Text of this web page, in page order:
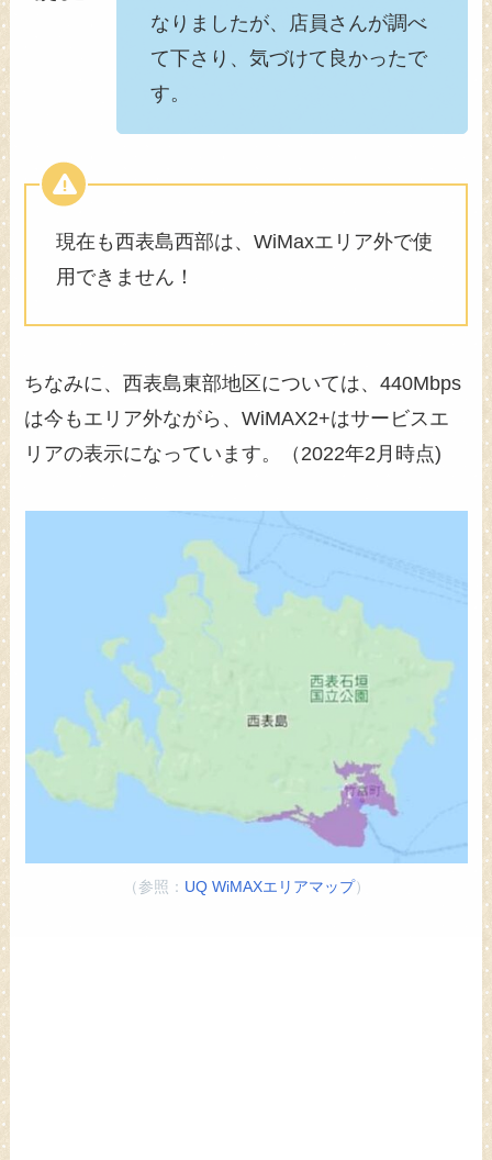
なりましたが、店員さんが調べ
て下さり、気づけて良かったで
す。
現在も西表島西部は、WiMaxエリア外で使
用できません！
ちなみに、西表島東部地区については、440Mbps
は今もエリア外ながら、WiMAX2+はサービスエ
リアの表示になっています。（2022年2月時点)
（参照： UQ WiMAXエリアマップ）